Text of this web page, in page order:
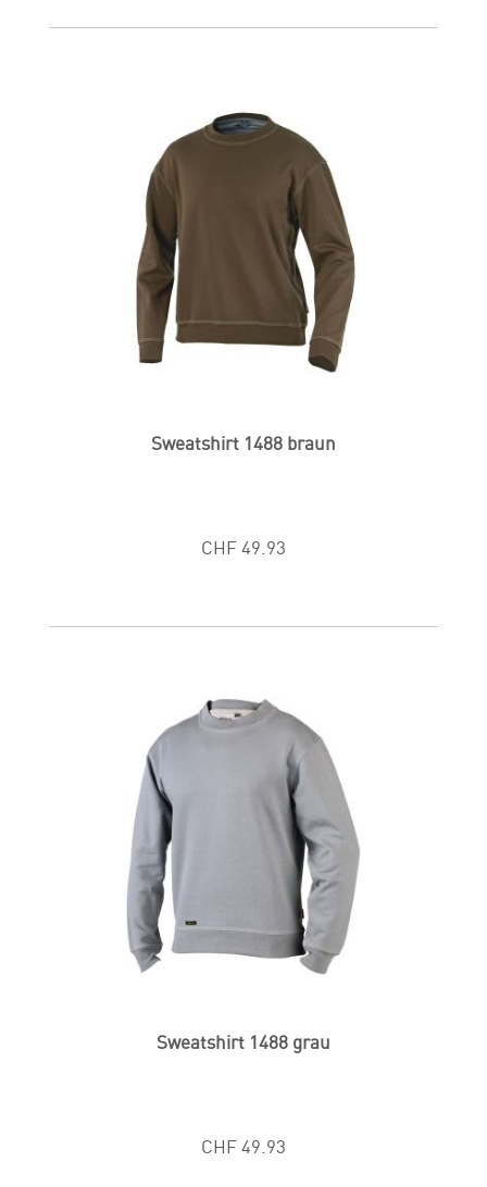
Sweatshirt 1488 braun
CHF 49.93
Sweatshirt 1488 grau
CHF 49.93